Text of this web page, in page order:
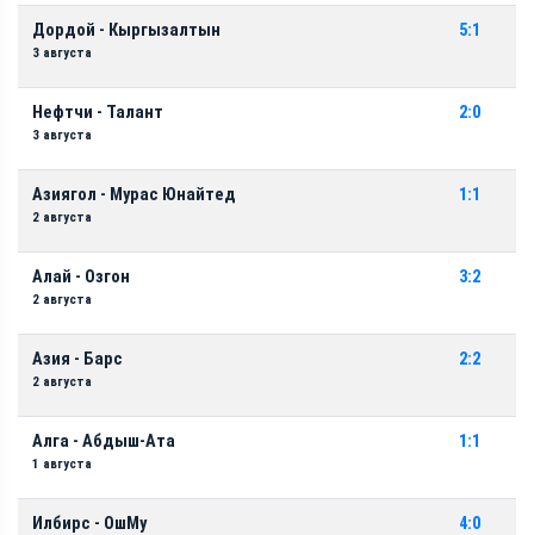
Дордой - Кыргызалтын
3 августа
5:1
Нефтчи - Талант
3 августа
2:0
Азиягол - Мурас Юнайтед
2 августа
1:1
Алай - Озгон
2 августа
3:2
Азия - Барс
2 августа
2:2
Алга - Абдыш-Ата
1 августа
1:1
Илбирс - ОшМу 4:0